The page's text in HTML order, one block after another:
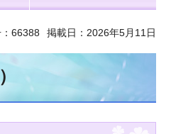
66388 掲載日：2026年5月11日